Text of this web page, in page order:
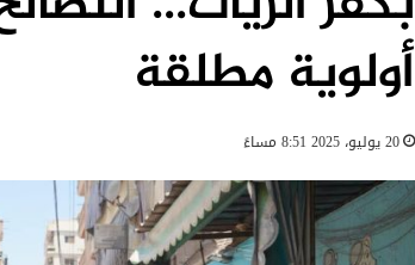
أولوية مطلقة
20 يوليو، 2025 8:51 مساءً